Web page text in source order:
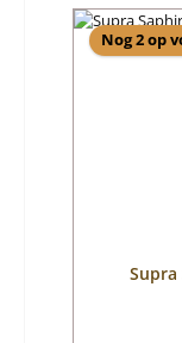
Nog 2 op